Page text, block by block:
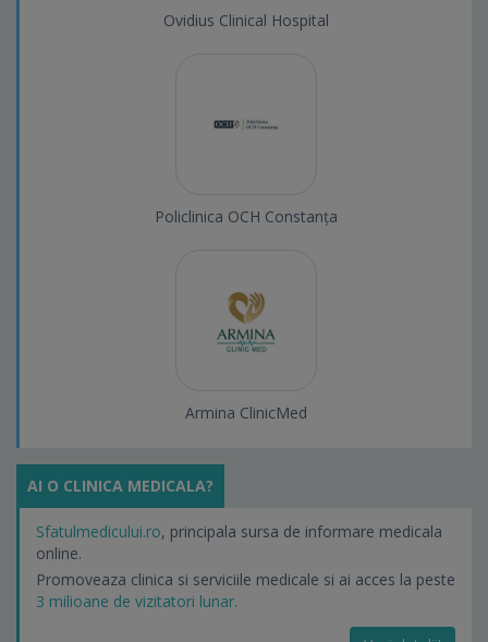
Ovidius Clinical Hospital
Policlinica OCH Constanța
Armina ClinicMed
AI O CLINICA MEDICALA?
Sfatulmedicului.ro, principala sursa de informare medicala
online.
Promoveaza clinica si serviciile medicale si ai acces la peste
3 milioane de vizitatori lunar.